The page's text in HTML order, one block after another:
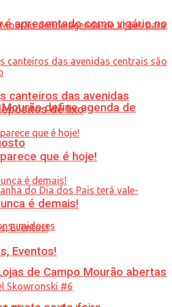
define agenda de
de Campo Mourão abertas
é apresentado como vigário no
canteiros das avenidas
de lixo
que é hoje!
é demais!
Eventos!